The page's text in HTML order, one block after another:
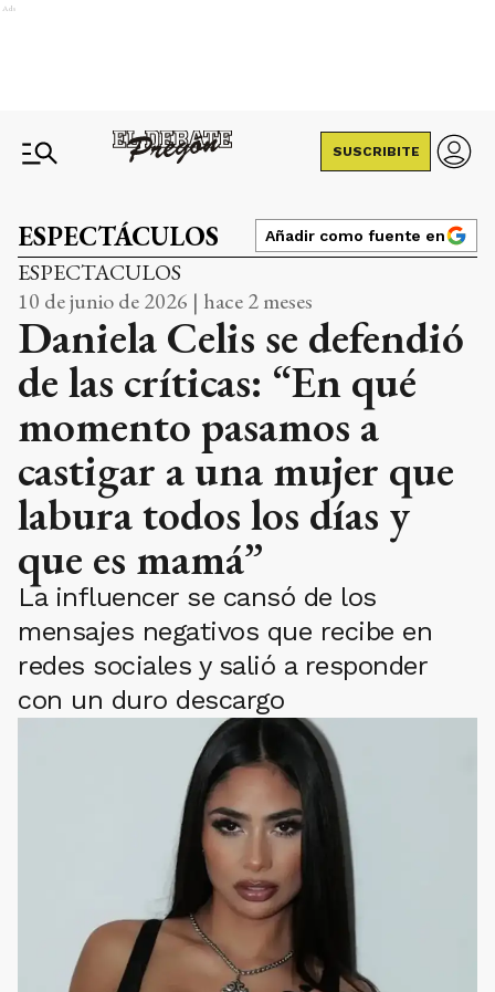
Ads
SUSCRIBITE
ESPECTÁCULOS Añadir como fuente en
ESPECTACULOS
10 de junio de 2026 | hace 2 meses
Daniela Celis se defendió
de las críticas: “En qué
momento pasamos a
castigar a una mujer que
labura todos los días y
que es mamá”
La influencer se cansó de los
mensajes negativos que recibe en
redes sociales y salió a responder
con un duro descargo